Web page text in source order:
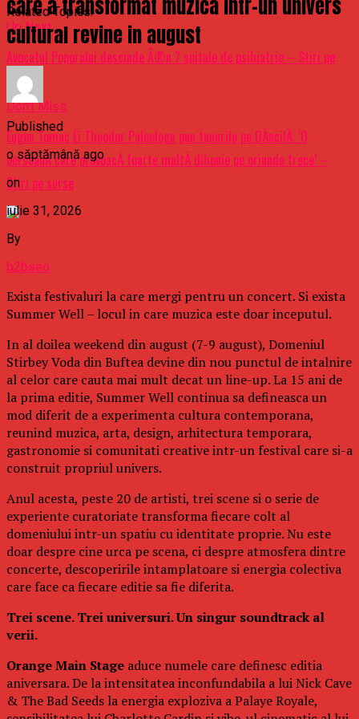
Related Topics:
Up Next
Avocatul Poporului descinde Ã®n 7 spitale de psihiatrie – Stiri pe
surse
Don't Miss
Eugen Tomac Èi Theodor Paleologu pun tunurile pe DÄncilÄ: ‘O
persoanÄ care provoacÄ foarte multÄ dihonie pe oriunde trece’ –
Stiri pe surse
care a transformat muzica intr-un univers
cultural revine in august
Published
o săptămână ago
on
iulie 31, 2026
By
b2bseo
Exista festivaluri la care mergi pentru un concert. Si exista
Summer Well – locul in care muzica este doar inceputul.
In al doilea weekend din august (7-9 august), Domeniul
Stirbey Voda din Buftea devine din nou punctul de intalnire
al celor care cauta mai mult decat un line-up. La 15 ani de
la prima editie, Summer Well continua sa defineasca un
mod diferit de a experimenta cultura contemporana,
reunind muzica, arta, design, arhitectura temporara,
gastronomie si comunitati creative intr-un festival care si-a
construit propriul univers.
Anul acesta, peste 20 de artisti, trei scene si o serie de
experiente curatoriate transforma fiecare colt al
domeniului intr-un spatiu cu identitate proprie. Nu este
doar despre cine urca pe scena, ci despre atmosfera dintre
concerte, descoperirile intamplatoare si energia colectiva
care face ca fiecare editie sa fie diferita.
Trei scene. Trei universuri. Un singur soundtrack al
verii.
Orange Main Stage aduce numele care definesc editia
aniversara. De la intensitatea inconfundabila a lui Nick Cave
& The Bad Seeds la energia exploziva a Palaye Royale,